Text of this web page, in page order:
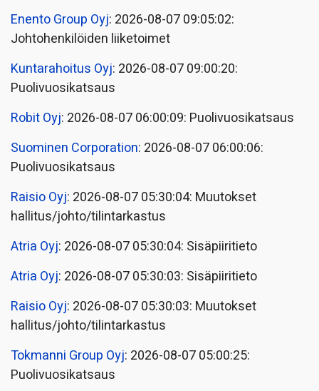
Enento Group Oyj: 2026-08-07 09:05:02:
Johtohenkilöiden liiketoimet
Kuntarahoitus Oyj: 2026-08-07 09:00:20:
Puolivuosikatsaus
Robit Oyj: 2026-08-07 06:00:09: Puolivuosikatsaus
Suominen Corporation: 2026-08-07 06:00:06:
Puolivuosikatsaus
Raisio Oyj: 2026-08-07 05:30:04: Muutokset
hallitus/johto/tilintarkastus
Atria Oyj: 2026-08-07 05:30:04: Sisäpiiritieto
Atria Oyj: 2026-08-07 05:30:03: Sisäpiiritieto
Raisio Oyj: 2026-08-07 05:30:03: Muutokset
hallitus/johto/tilintarkastus
Tokmanni Group Oyj: 2026-08-07 05:00:25:
Puolivuosikatsaus